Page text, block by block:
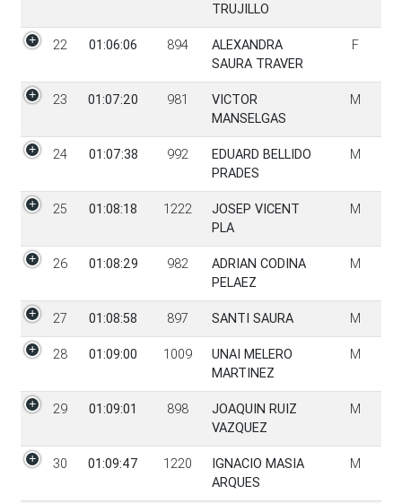
TRUJILLO
22 01:06:06 894
ALEXANDRA
SAURA TRAVER
F
23 01:07:20 981
VICTOR
MANSELGAS
M
24 01:07:38 992
EDUARD BELLIDO
PRADES
M
25 01:08:18 1222
JOSEP VICENT
PLA
M
26 01:08:29 982
ADRIAN CODINA
PELAEZ
M
27 01:08:58 897 SANTI SAURA M
28 01:09:00 1009
UNAI MELERO
MARTINEZ
M
29 01:09:01 898
JOAQUIN RUIZ
VAZQUEZ
M
30 01:09:47 1220
IGNACIO MASIA
ARQUES
M